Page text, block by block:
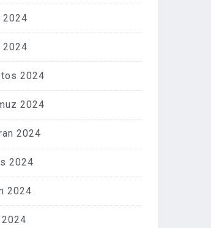
2024
2024
2024
2024
2024
2024
2024